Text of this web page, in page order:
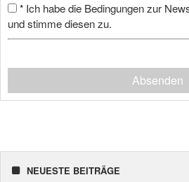
* Ich habe die Bedingungen zur
und stimme diesen zu.
Absenden
NEUESTE BEITRÄGE